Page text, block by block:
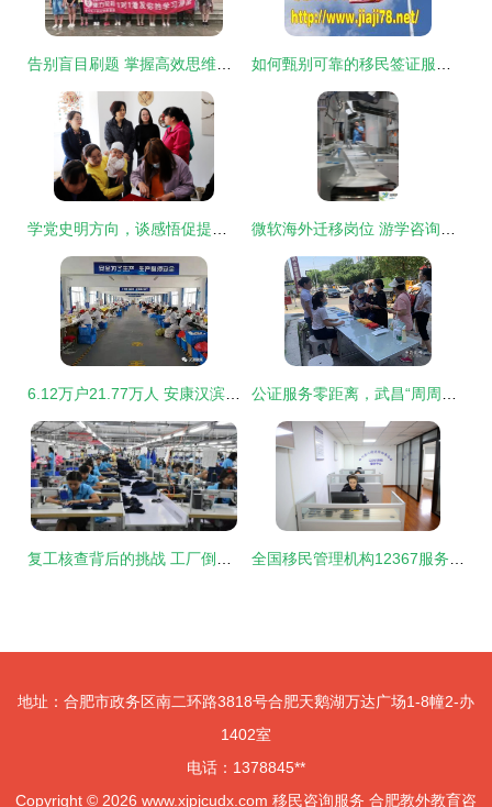
地址：合肥市政务区南二环路3818号合肥天鹅湖万达广场1-8幢2-办
1402室
电话：1378845**
Copyright © 2026 www.xjpjcudx.com 移民咨询服务 合肥教外教育咨